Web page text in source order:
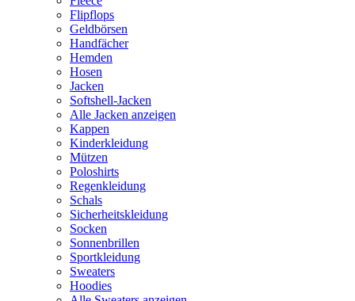
Flipflops
Geldbörsen
Handfächer
Hemden
Hosen
Jacken
Softshell-Jacken
Alle Jacken anzeigen
Kappen
Kinderkleidung
Mützen
Poloshirts
Regenkleidung
Schals
Sicherheitskleidung
Socken
Sonnenbrillen
Sportkleidung
Sweaters
Hoodies